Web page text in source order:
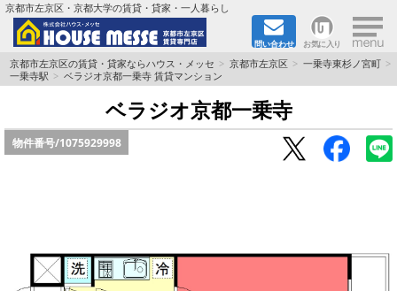
京都市左京区・京都大学の賃貸・貸家・一人暮らし
問い合わせ お気に入り ×
TOPページ
地域から検索
家族で住むならマンション？賃家？
京都市左京区の賃貸・貸家ならハウス・メッセ 京都市左京区
一乗寺東杉ノ宮町
一乗寺駅
ベラジオ京都一乗寺 賃貸マンション
ベラジオ京都一乗寺
物件番号/1075929998